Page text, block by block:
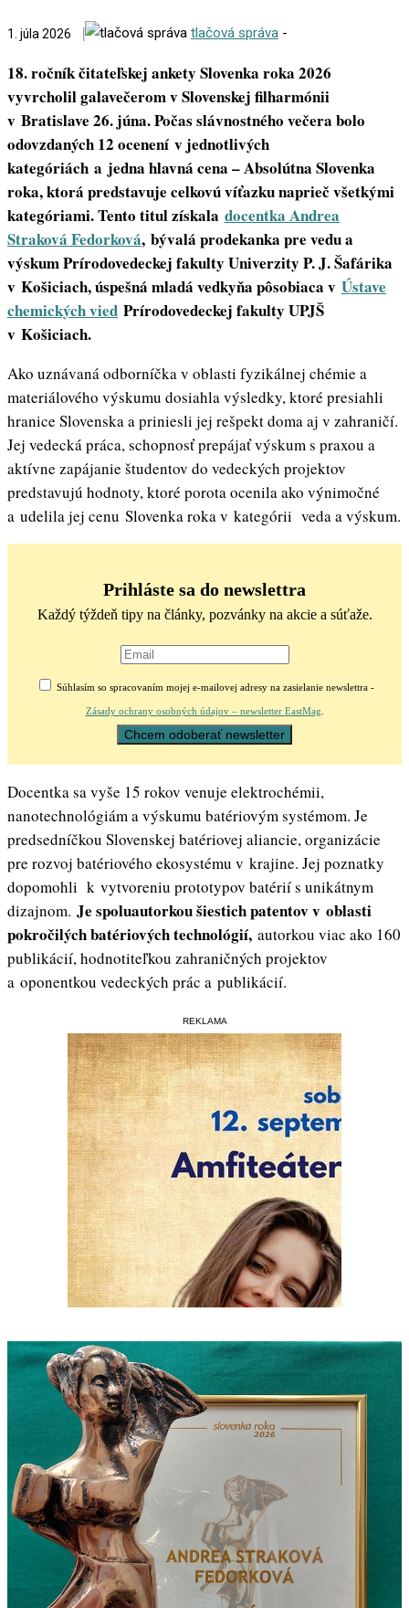
1. júla 2026 tlačová správa -
18. ročník čitateľskej ankety Slovenka roka 2026
vyvrcholil galavečerom v Slovenskej filharmónii
v Bratislave 26. júna. Počas slávnostného večera bolo
odovzdaných 12 ocenení v jednotlivých
kategóriách a jedna hlavná cena – Absolútna Slovenka
roka, ktorá predstavuje celkovú víťazku naprieč všetkými
kategóriami. Tento titul získala docentka Andrea
Straková Fedorková, bývalá prodekanka pre vedu a
výskum Prírodovedeckej fakulty Univerzity P. J. Šafárika
v Košiciach, úspešná mladá vedkyňa pôsobiaca v Ústave
chemických vied Prírodovedeckej fakulty UPJŠ
v Košiciach.
Ako uznávaná odborníčka v oblasti fyzikálnej chémie a
materiálového výskumu dosiahla výsledky, ktoré presiahli
hranice Slovenska a priniesli jej rešpekt doma aj v zahraničí.
Jej vedecká práca, schopnosť prepájať výskum s praxou a
aktívne zapájanie študentov do vedeckých projektov
predstavujú hodnoty, ktoré porota ocenila ako výnimočné
a udelila jej cenu Slovenka roka v kategórii veda a výskum.
Prihláste sa do newslettra
Každý týždeň tipy na články, pozvánky na akcie a súťaže.
Súhlasím so spracovaním mojej e-mailovej adresy na zasielanie newslettra -
Zásady ochrany osobných údajov – newsletter EastMag
Docentka sa vyše 15 rokov venuje elektrochémii,
nanotechnológiám a výskumu batériovým systémom. Je
predsedníčkou Slovenskej batériovej aliancie, organizácie
pre rozvoj batériového ekosystému v krajine. Jej poznatky
dopomohli k vytvoreniu prototypov batérií s unikátnym
dizajnom. Je spoluautorkou šiestich patentov v oblasti
pokročilých batériových technológií, autorkou viac ako 160
publikácií, hodnotiteľkou zahraničných projektov
a oponentkou vedeckých prác a publikácií.
REKLAMA